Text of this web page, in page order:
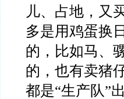
儿、占地，又
多是用鸡蛋换
的，比如马、
的，也有卖猪
都是“生产队”